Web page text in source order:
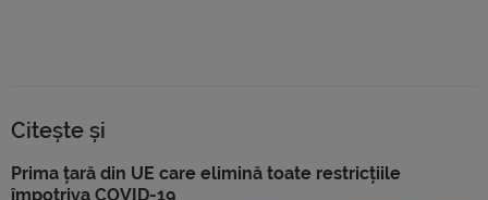
Citește și
Prima țară din UE care elimină toate restricțiile
împotriva COVID-19